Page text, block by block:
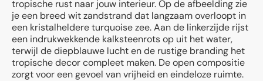
tropische rust naar jouw interieur. Op de afbeelding zie
je een breed wit zandstrand dat langzaam overloopt in
een kristalheldere turquoise zee. Aan de linkerzijde rijst
een indrukwekkende kalksteenrots op uit het water,
terwijl de diepblauwe lucht en de rustige branding het
tropische decor compleet maken. De open compositie
zorgt voor een gevoel van vrijheid en eindeloze ruimte.